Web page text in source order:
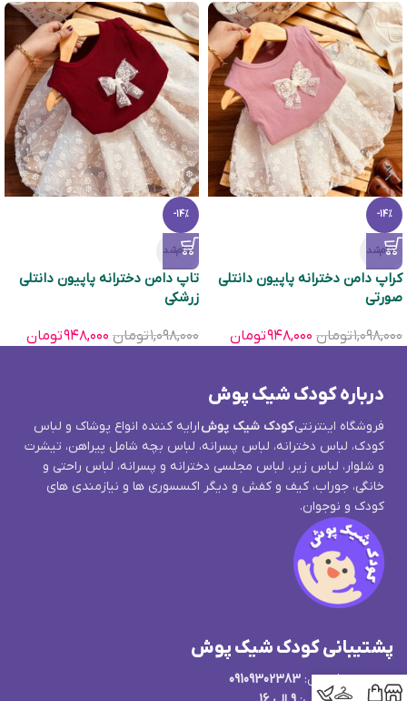
-14%
تمام‌شد
کراپ دامن دخترانه پاپیون دانتلی
صورتی
۱,۰۹۸,۰۰۰تومان ۹۴۸,۰۰۰تومان
-14%
تمام‌شد
تاپ دامن دخترانه پاپیون دانتلی
زرشکی
۱,۰۹۸,۰۰۰تومان ۹۴۸,۰۰۰تومان
درباره کودک شیک پوش
فروشگاه اینترنتیکودک شیک پوشارایه کننده انواع پوشاک و لباس
کودک، لباس دخترانه، لباس پسرانه، لباس بچه شامل پیراهن، تیشرت
و شلوار، لباس زیر، لباس مجلسی دخترانه و پسرانه، لباس راحتی و
خانگی، جوراب، کیف و کفش و دیگر اکسسوری ها و نیازمندی های
کودک و نوجوان.
پشتیبانی کودک شیک پوش
پشتیبانی فروش: 09109302383